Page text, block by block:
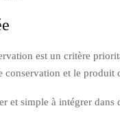
est un critère
conservation et le produit
simple à intégrer